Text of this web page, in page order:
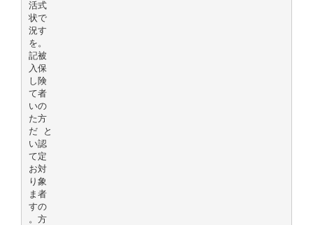
活式
状で
況す
を。
記被
入保
し険
て者
いの
た方
だ と
い認
て定
お対
り象
ま者
すの
。方